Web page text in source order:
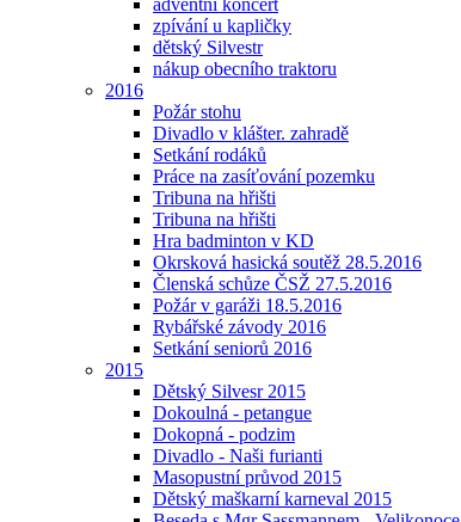
adventní koncert
zpívání u kapličky
dětský Silvestr
nákup obecního traktoru
2016
Požár stohu
Divadlo v klášter. zahradě
Setkání rodáků
Práce na zasíťování pozemku
Tribuna na hřišti
Tribuna na hřišti
Hra badminton v KD
Okrsková hasická soutěž 28.5.2016
Členská schůze ČSŽ 27.5.2016
Požár v garáži 18.5.2016
Rybářské závody 2016
Setkání seniorů 2016
2015
Dětský Silvesr 2015
Dokoulná - petangue
Dokopná - podzim
Divadlo - Naši furianti
Masopustní průvod 2015
Dětský maškarní karneval 2015